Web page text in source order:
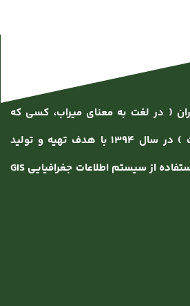
( در لغت به معنای میراب، کسی که
مدیریت آب دست اوست ) در سال ۱۳۹۴ با هدف تهیه و تولید
نقشه‌های جغرافیایی با استفاده از سیستم اطلاعات جغرافیایی GIS